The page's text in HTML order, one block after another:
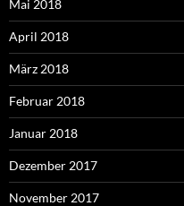
Mai 2018
April 2018
März 2018
Februar 2018
Januar 2018
Dezember 2017
November 2017